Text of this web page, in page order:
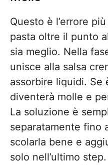
Questo è l’errore
pasta oltre il punto
sia meglio. Nella
unisce alla salsa
assorbire liquidi. Se
diventerà molle e
La soluzione è
separatamente fino
scolarla bene e
solo nell’ultimo